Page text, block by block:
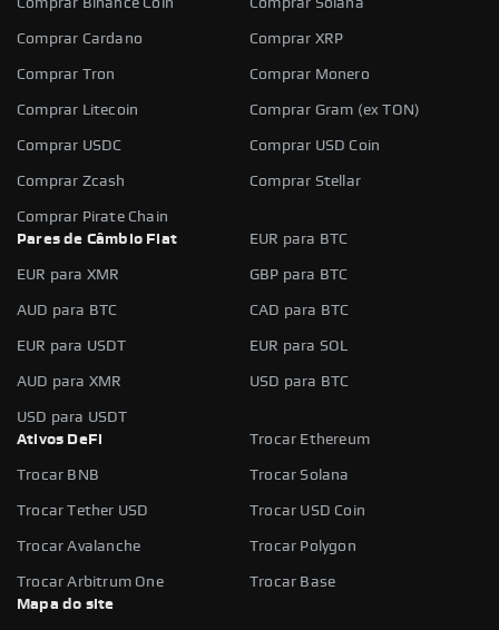
Comprar Binance Coin Comprar Solana
Comprar Cardano Comprar XRP
Comprar Tron Comprar Monero
Comprar Litecoin Comprar Gram (ex TON)
Comprar USDC Comprar USD Coin
Comprar Zcash Comprar Stellar
Comprar Pirate Chain
Pares de Câmbio Fiat
EUR para BTC
EUR para XMR GBP para BTC
AUD para BTC CAD para BTC
EUR para USDT EUR para SOL
AUD para XMR USD para BTC
USD para USDT
Ativos DeFi
Trocar Ethereum
Trocar BNB Trocar Solana
Trocar Tether USD Trocar USD Coin
Trocar Avalanche Trocar Polygon
Trocar Arbitrum One
Trocar Base
Mapa do site